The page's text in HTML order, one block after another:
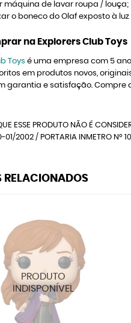
máquina de lavar roupa / louça;
o boneco do Olaf exposto à
na Explorers Club Toys
Toys é uma empresa com 5
em produtos novos,
garantia e satisfação. Compre
ESSE PRODUTO NÃO É
01/2002 / PORTARIA INMETRO Nº
RELACIONADOS